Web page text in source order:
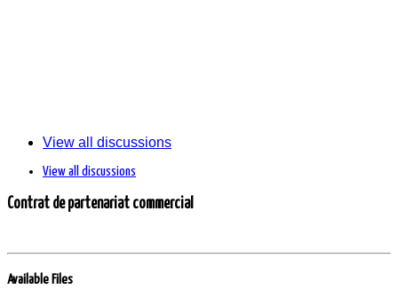
View all discussions
View all discussions
Contrat de partenariat commercial
Available Files